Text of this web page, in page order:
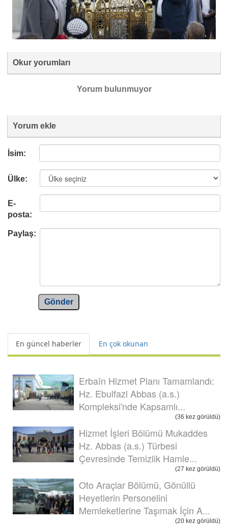
Okur yorumları
Yorum bulunmuyor
Yorum ekle
İsim:
Ülke:
E-
posta:
Paylaş:
Gönder
En güncel haberler En çok okunan
Erbaîn Hizmet Planı Tamamlandı:
Hz. Ebulfazl Abbas (a.s.)
Kompleksi'nde Kapsamlı...
(36 kez görüldü)
Hizmet İşleri Bölümü Mukaddes
Hz. Abbas (a.s.) Türbesi
Çevresinde Temizlik Hamle...
(27 kez görüldü)
Oto Araçlar Bölümü, Gönüllü
Heyetlerin Personelini
Memleketlerine Taşımak İçin A...
(20 kez görüldü)